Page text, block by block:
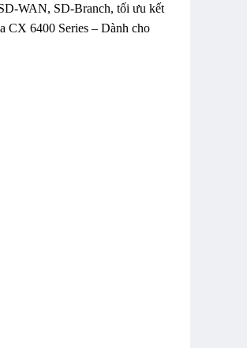
WAN, SD-Branch, tối ưu kết
CX 6400 Series – Dành cho